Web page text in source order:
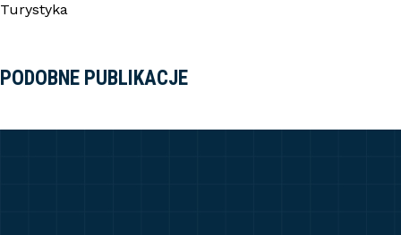
Turystyka
PODOBNE PUBLIKACJE